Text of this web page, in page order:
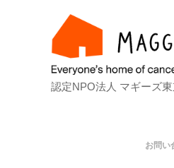
認定NPO法人 マギーズ
お問い